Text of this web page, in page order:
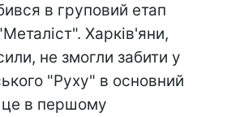
в груповий етап
Харків'яни,
не змогли забити у
"Руху" в основний
це в першому